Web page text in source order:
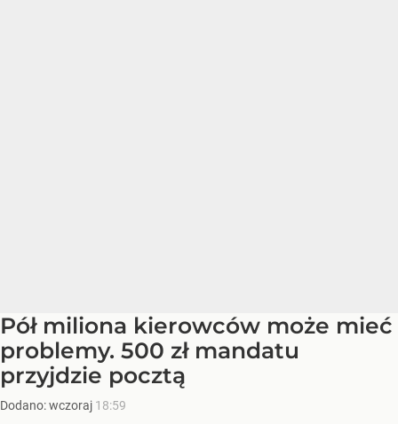
Pół miliona kierowców może mieć
problemy. 500 zł mandatu
przyjdzie pocztą
Dodano:wczoraj 18:59